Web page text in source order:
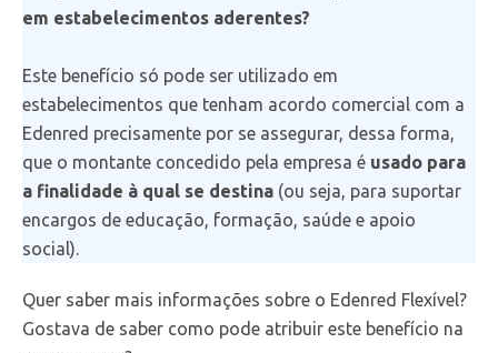
em estabelecimentos aderentes?
Este benefício só pode ser utilizado em
estabelecimentos que tenham acordo comercial com a
Edenred precisamente por se assegurar, dessa forma,
que o montante concedido pela empresa é usado para
a finalidade à qual se destina (ou seja, para suportar
encargos de educação, formação, saúde e apoio
social).
Quer saber mais informações sobre o Edenred Flexível?
Gostava de saber como pode atribuir este benefício na